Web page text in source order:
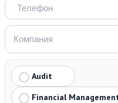
Audit
Financial